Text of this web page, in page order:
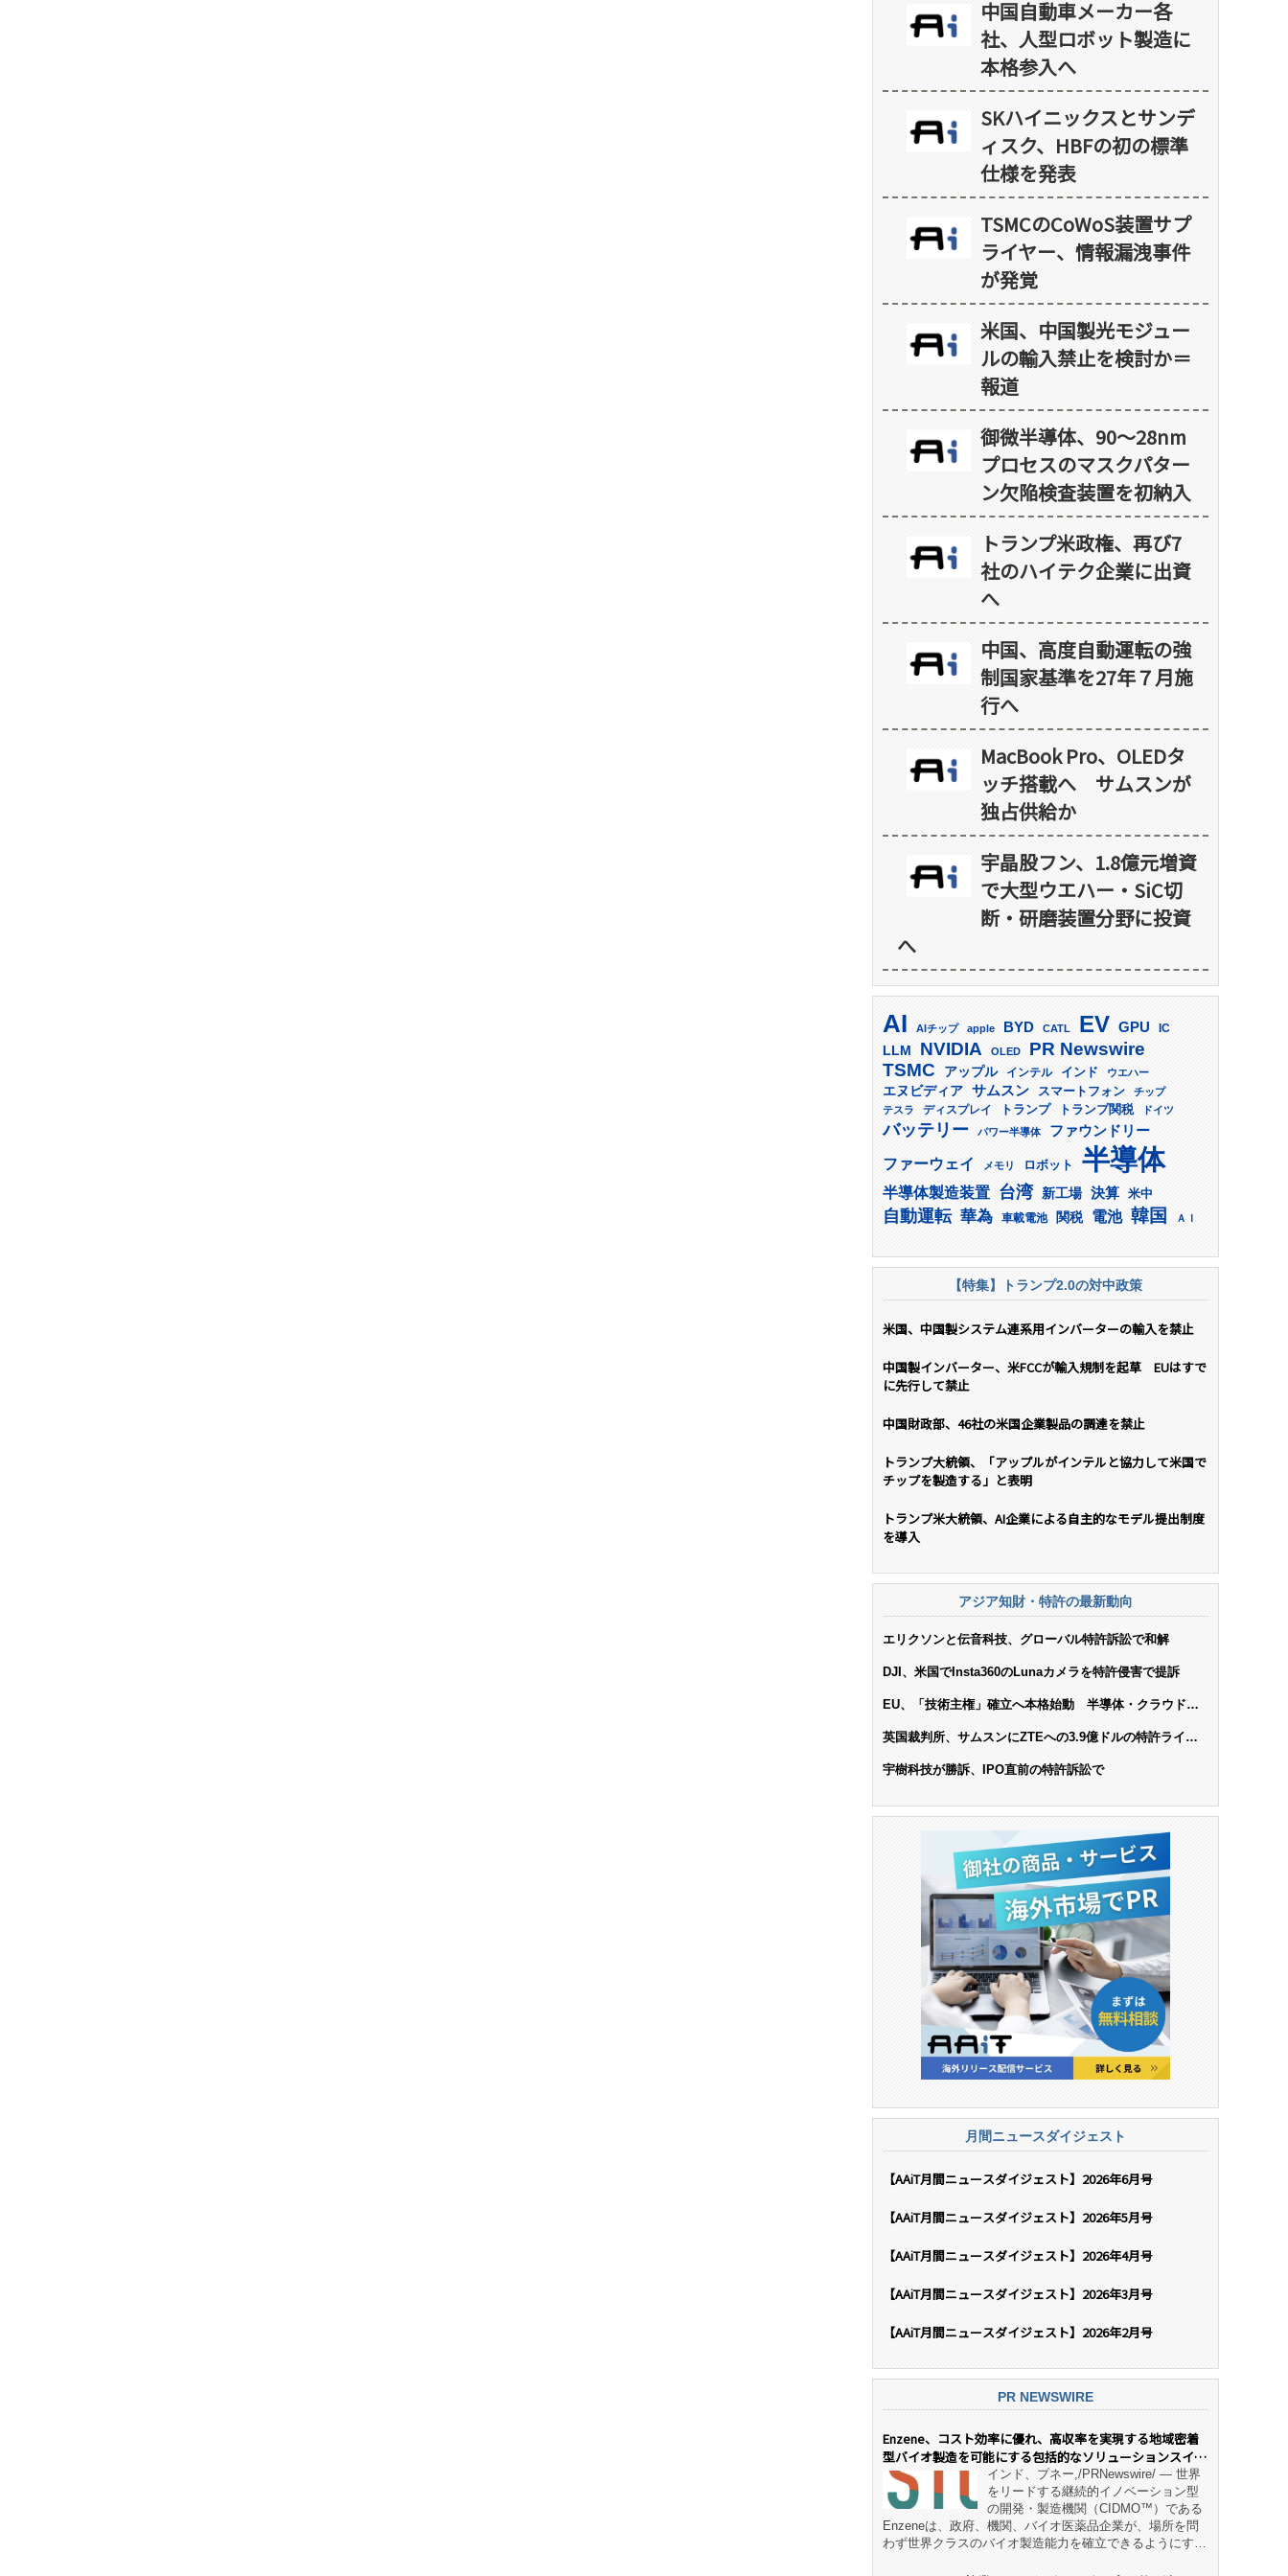
中国自動車メーカー各
社、人型ロボット製造に
本格参入へ
SKハイニックスとサンデ
ィスク、HBFの初の標準
仕様を発表
TSMCのCoWoS装置サプ
ライヤー、情報漏洩事件
が発覚
米国、中国製光モジュー
ルの輸入禁止を検討か＝
報道
御微半導体、90～28nm
プロセスのマスクパター
ン欠陥検査装置を初納入
トランプ米政権、再び7
社のハイテク企業に出資
へ
中国、高度自動運転の強
制国家基準を27年７月施
行へ
MacBook Pro、OLEDタ
ッチ搭載へ サムスンが
独占供給か
宇晶股フン、1.8億元増資
で大型ウエハー・SiC切
断・研磨装置分野に投資
へ
AI AIチップ apple BYD CATL EV GPU IC
LLM NVIDIA OLED PR Newswire
TSMC アップル インテル インド ウエハー
エヌビディア サムスン スマートフォン
チップ
テスラ
ディスプレイ トランプ トランプ関税 ドイツ
バッテリー パワー半導体 ファウンドリー
ファーウェイ メモリ ロボット 半導体
半導体製造装置 台湾 新工場 決算 米中
自動運転 華為 車載電池 関税 電池 韓国 ＡＩ
【特集】トランプ2.0の対中政策
米国、中国製システム連系用インバーターの輸入を禁止
中国製インバーター、米FCCが輸入規制を起草 EUはすで
に先行して禁止
中国財政部、46社の米国企業製品の調達を禁止
トランプ大統領、「アップルがインテルと協力して米国で
チップを製造する」と表明
トランプ米大統領、AI企業による自主的なモデル提出制度
を導入
アジア知財・特許の最新動向
エリクソンと伝音科技、グローバル特許訴訟で和解
DJI、米国でInsta360のLunaカメラを特許侵害で提訴
EU、「技術主権」確立へ本格始動 半導体・クラウド・
英国裁判所、サムスンにZTEへの3.9億ドルの特許ライセ
宇樹科技が勝訴、IPO直前の特許訴訟で
月間ニュースダイジェスト
【AAiT月間ニュースダイジェスト】2026年6月号
【AAiT月間ニュースダイジェスト】2026年5月号
【AAiT月間ニュースダイジェスト】2026年4月号
【AAiT月間ニュースダイジェスト】2026年3月号
【AAiT月間ニュースダイジェスト】2026年2月号
PR NEWSWIRE
Enzene、コスト効率に優れ、高収率を実現する地域密着
型バイオ製造を可能にする包括的なソリューションスイー
ト「NeX™」 をリリースインド、プネー,/PRNewswire/ — 世界
をリードする継続的イノベーション型
の開発・製造機関（CIDMO™）である
Enzeneは、政府、機関、バイオ医薬品企業が、場所を問
わず世界クラスのバイオ製造能力を確立できるようにす